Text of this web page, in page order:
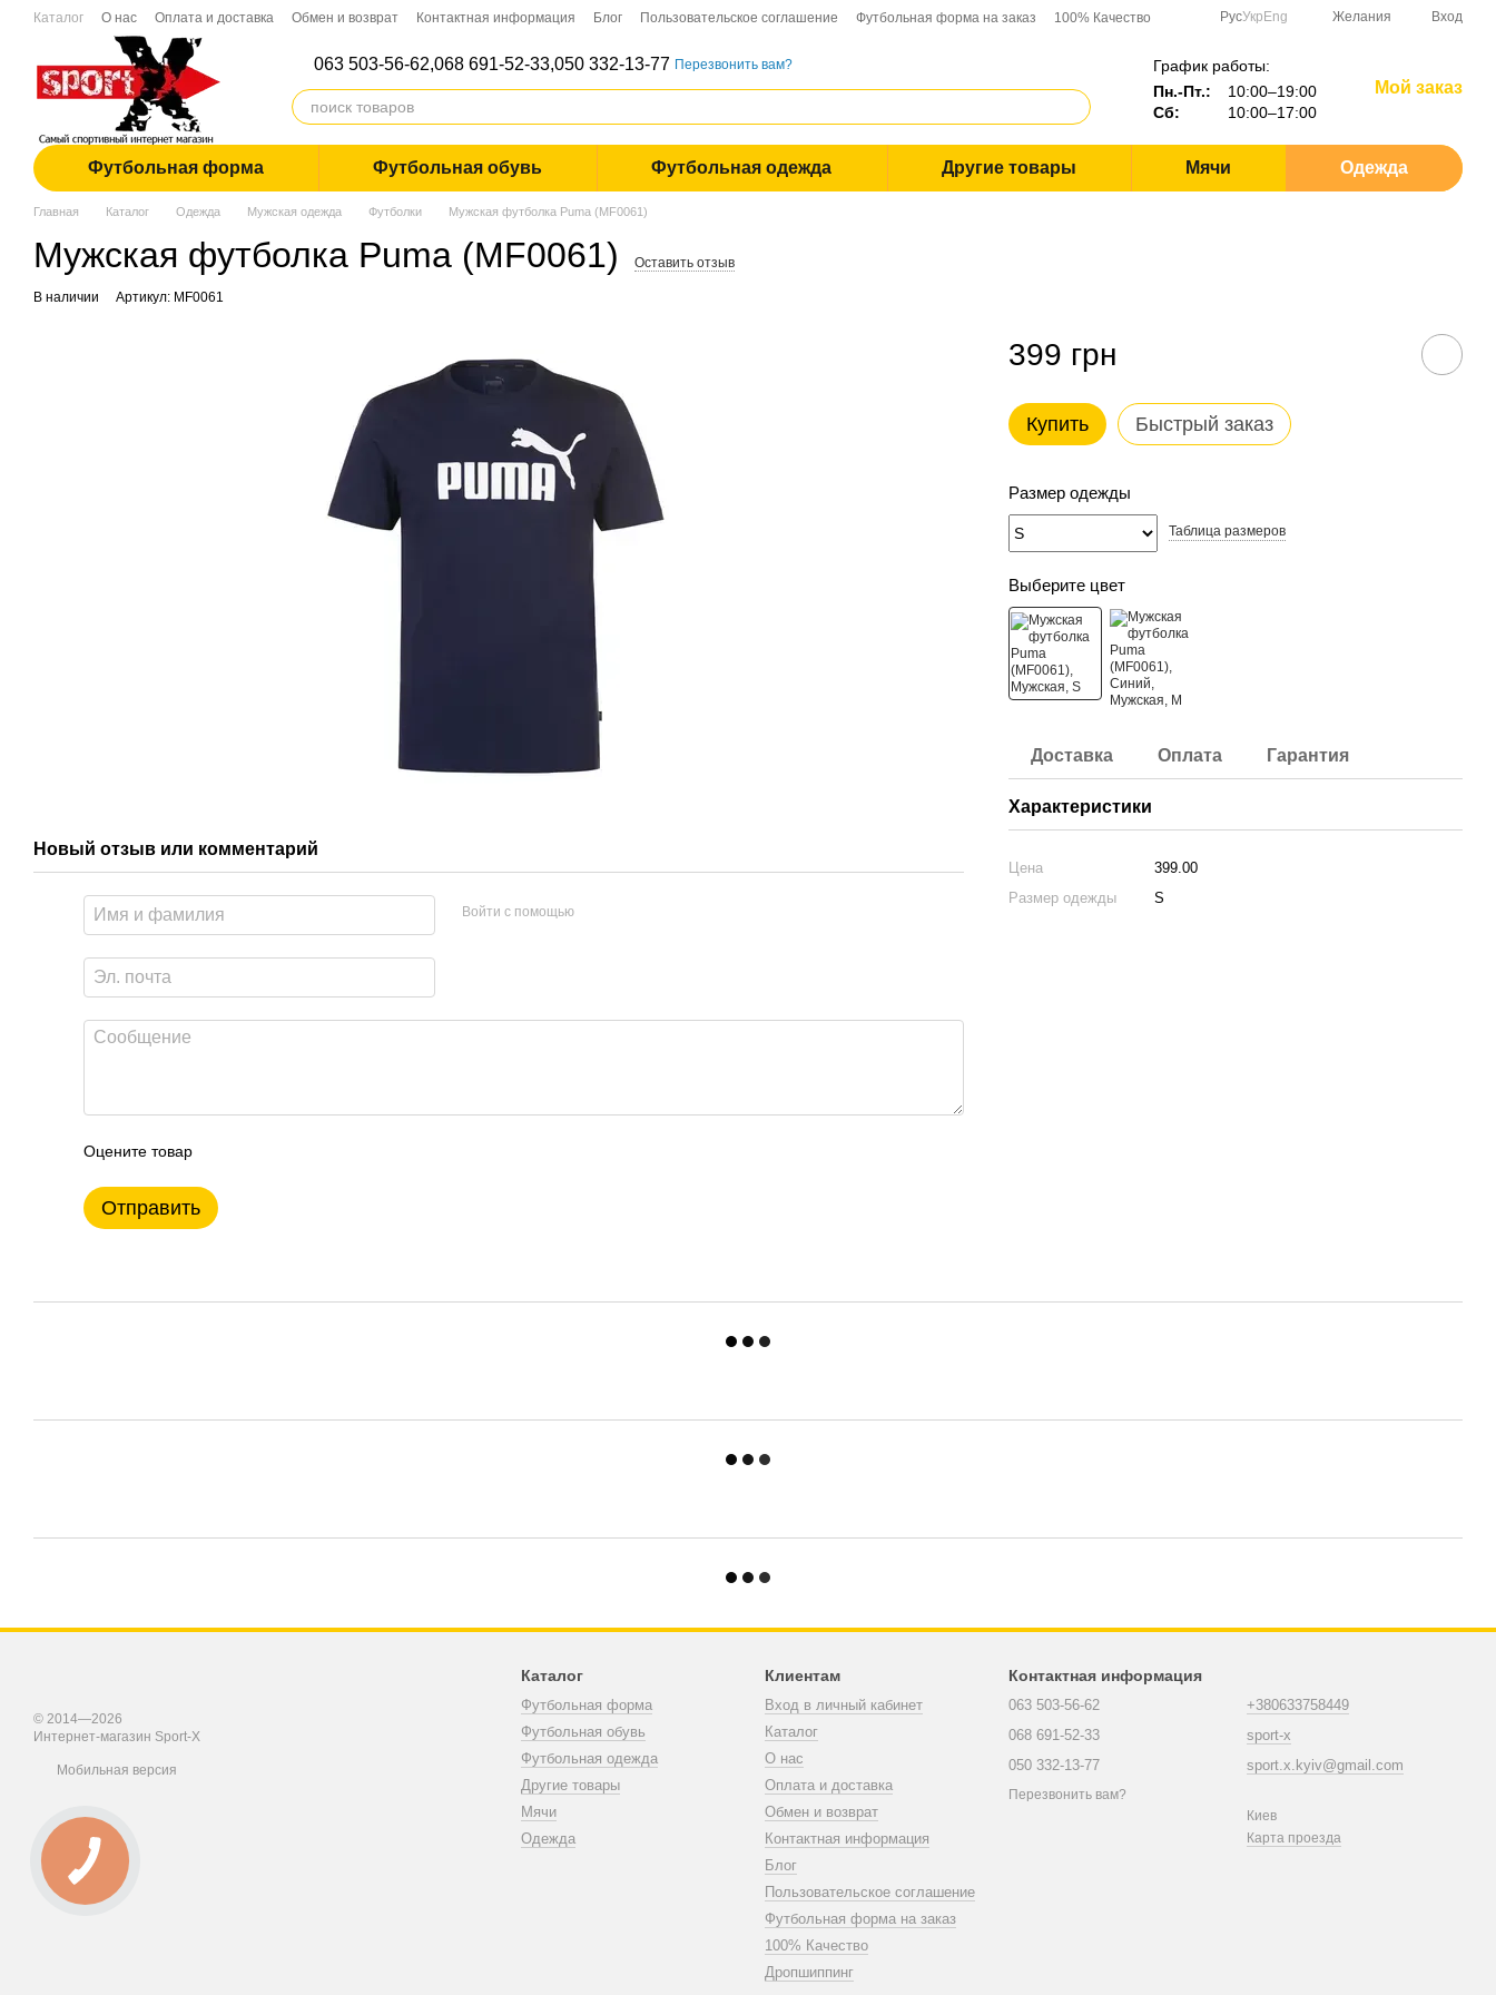
Перейти к основному контенту
Каталог О нас Оплата и доставка Обмен и возврат Контактная информация Блог Пользовательское соглашение Футбольная форма на заказ
100% Качество
Дропшиппинг
РусУкр Eng Желания Вход
063 503-56-62,068 691-52-33,050 332-13-77 Перезвонить вам?
График работы:
Пн.-Пт.:
10:00–19:00
Сб:
10:00–17:00
Мой заказ
Футбольная форма Футбольная обувь Футбольная одежда Другие товары Мячи Одежда
Главная Каталог Одежда Мужская одежда Футболки Мужская футболка Puma (MF0061)
Мужская футболка Puma (MF0061) Оставить отзыв
В наличии Артикул: MF0061
Новый отзыв или комментарий
Войти с помощью
Оцените товар
Отправить
399 грн
Купить Быстрый заказ
Размер одежды
Таблица размеров
Выберите цвет
Доставка Оплата Гарантия
Характеристики
Цена
399.00
Размер одежды
S
© 2014—2026
Интернет-магазин Sport-X
Мобильная версия
Каталог
Футбольная форма
Футбольная обувь
Футбольная одежда
Другие товары
Мячи
Одежда
Клиентам
Вход в личный кабинет
Каталог
О нас
Оплата и доставка
Обмен и возврат
Контактная информация
Блог
Пользовательское соглашение
Футбольная форма на заказ
100% Качество
Дропшиппинг
Контактная информация
063 503-56-62
068 691-52-33
050 332-13-77
Перезвонить вам?
+380633758449
sport-x
sport.x.kyiv@gmail.com
Киев
Карта проезда